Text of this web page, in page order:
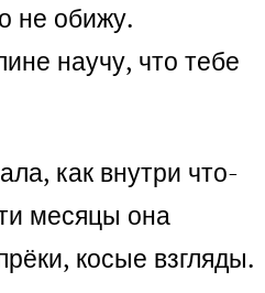
не обижу.
научу, что тебе
как внутри что-
месяцы она
косые взгляды.